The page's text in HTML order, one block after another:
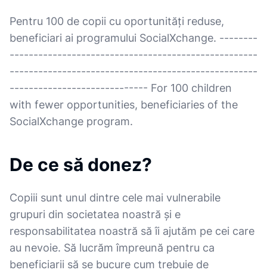
Pentru 100 de copii cu oportunități reduse,
beneficiari ai programului SocialXchange. --------
----------------------------------------------------
----------------------------------------------------
----------------------------- For 100 children
with fewer opportunities, beneficiaries of the
SocialXchange program.
De ce să donez?
Copiii sunt unul dintre cele mai vulnerabile
grupuri din societatea noastră și e
responsabilitatea noastră să îi ajutăm pe cei care
au nevoie. Să lucrăm împreună pentru ca
beneficiarii să se bucure cum trebuie de